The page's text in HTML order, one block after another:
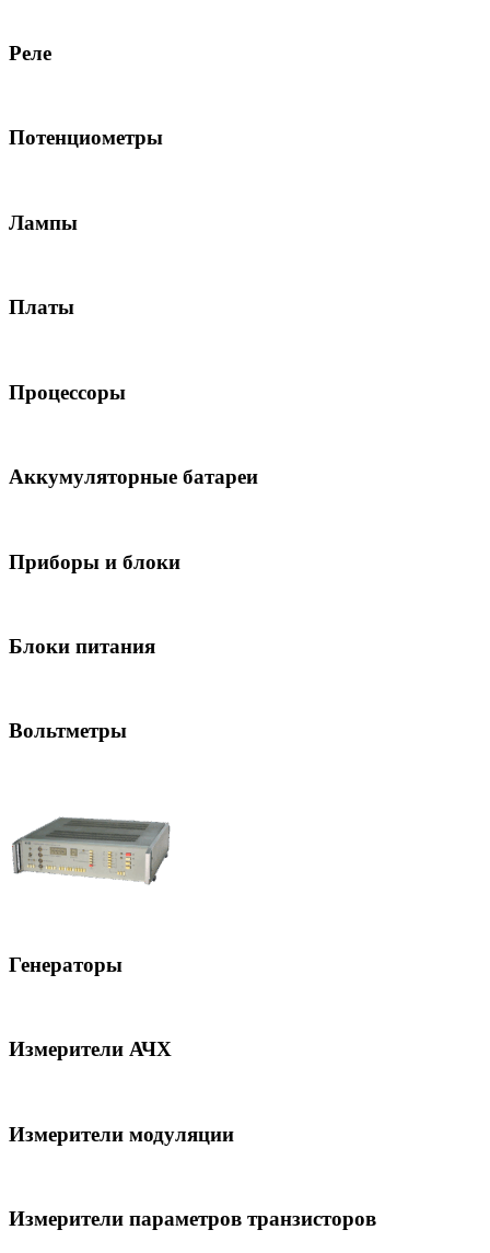
Реле
Потенциометры
Лампы
Платы
Процессоры
Аккумуляторные батареи
Приборы и блоки
Блоки питания
Вольтметры
Генераторы
Измерители АЧХ
Измерители модуляции
Измерители параметров транзисторов